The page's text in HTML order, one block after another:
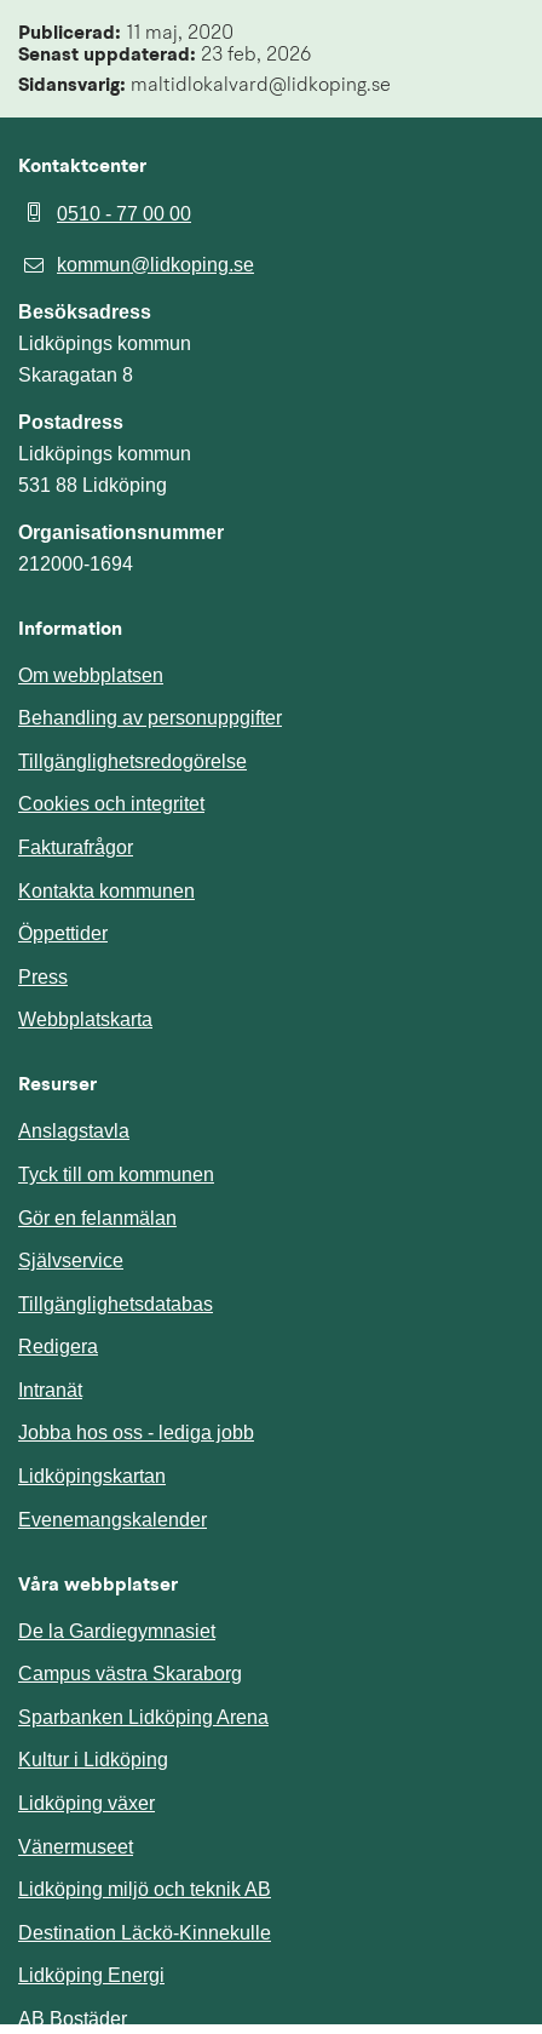
Publicerad: 11 maj, 2020
Senast uppdaterad: 23 feb, 2026
Sidansvarig: maltidlokalvard@lidkoping.se
Kontaktcenter
0510 - 77 00 00
kommun@lidkoping.se
Besöksadress
Lidköpings kommun
Skaragatan 8
Postadress
Lidköpings kommun
531 88 Lidköping
Organisationsnummer
212000-1694
Information
Om webbplatsen
Behandling av personuppgifter
Tillgänglighetsredogörelse
Cookies och integritet
Fakturafrågor
Kontakta kommunen
Öppettider
Press
Webbplatskarta
Resurser
Anslagstavla
Tyck till om kommunen
Gör en felanmälan
SjälvserviceLänk till annan webbplats.
TillgänglighetsdatabasLänk till annan webbplats.
Redigera
IntranätLänk till annan webbplats.
Jobba hos oss - lediga jobb
Lidköpingskartan
EvenemangskalenderLänk till annan webbplats.
Våra webbplatser
De la Gardiegymnasiet
Campus västra Skaraborg
Sparbanken Lidköping Arena
Kultur i Lidköping
Lidköping växer
Vänermuseet
Lidköping miljö och teknik AB
Destination Läckö-KinnekulleLänk till annan webbplats.
Lidköping Energi
AB BostäderLänk till annan webbplats.